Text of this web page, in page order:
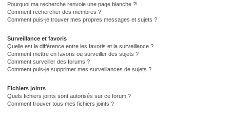
Pourquoi ma recherche renvoie une page blanche ?!
Comment rechercher des membres ?
Comment puis-je trouver mes propres messages et sujets ?
Surveillance et favoris
Quelle est la différence entre les favoris et la surveillance ?
Comment mettre en favoris ou surveiller des sujets ?
Comment surveiller des forums ?
Comment puis-je supprimer mes surveillances de sujets ?
Fichiers joints
Quels fichiers joints sont autorisés sur ce forum ?
Comment trouver tous mes fichiers joints ?